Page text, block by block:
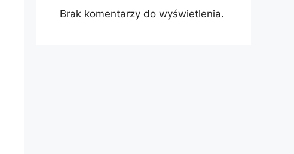
Brak komentarzy do wyświetlenia.